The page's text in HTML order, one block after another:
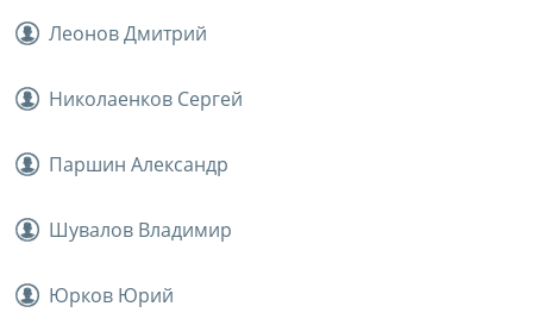
Леонов Дмитрий
Николаенков Сергей
Паршин Александр
Шувалов Владимир
Юрков Юрий